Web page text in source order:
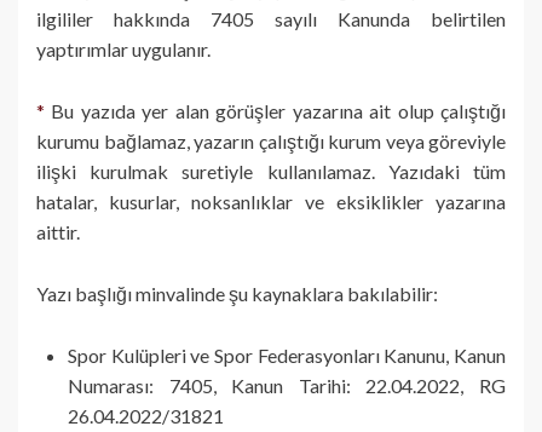
ilgililer hakkında 7405 sayılı Kanunda belirtilen
yaptırımlar uygulanır.
* Bu yazıda yer alan görüşler yazarına ait olup çalıştığı
kurumu bağlamaz, yazarın çalıştığı kurum veya göreviyle
ilişki kurulmak suretiyle kullanılamaz. Yazıdaki tüm
hatalar, kusurlar, noksanlıklar ve eksiklikler yazarına
aittir.
Yazı başlığı minvalinde şu kaynaklara bakılabilir:
Spor Kulüpleri ve Spor Federasyonları Kanunu, Kanun
Numarası: 7405, Kanun Tarihi: 22.04.2022, RG
26.04.2022/31821